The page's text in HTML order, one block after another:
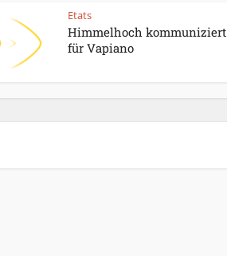
Etats
Himmelhoch kommuniziert
für Vapiano